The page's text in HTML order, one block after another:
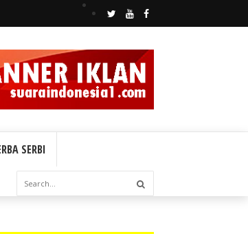
SERBI